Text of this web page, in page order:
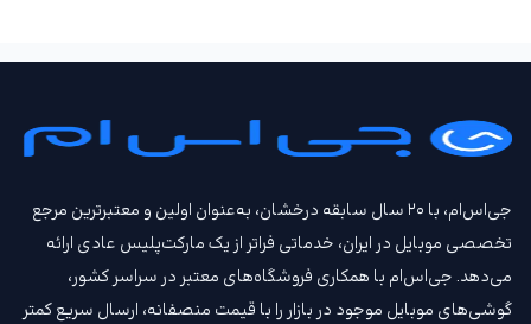
جی‌اس‌ام، با ۲۰ سال سابقه درخشان، به‌عنوان اولین و معتبرترین مرجع
تخصصی موبایل در ایران، خدماتی فراتر از یک مارکت‌پلیس عادی ارائه
می‌دهد. جی‌اس‌ام با همکاری فروشگاه‌های معتبر در سراسر کشور،
گوشی‌های موبایل موجود در بازار را با قیمت‌ منصفانه، ارسال سریع کمتر